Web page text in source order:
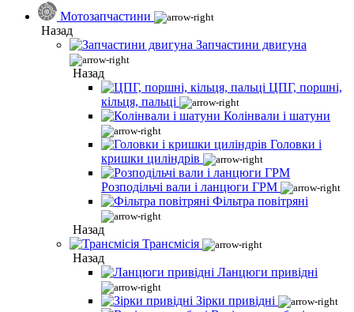
Мотозапчастини
Назад
Запчастини двигуна
Назад
ЦПГ, поршні,
кільця, пальці
Колінвали і шатуни
Головки і
кришки циліндрів
Розподільчі вали і ланцюги ГРМ
Фільтра повітряні
Назад
Трансмісія
Назад
Ланцюги привідні
Зірки привідні